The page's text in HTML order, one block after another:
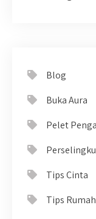
Blog
Buka Aura
Pelet
Tips Cinta
Tips